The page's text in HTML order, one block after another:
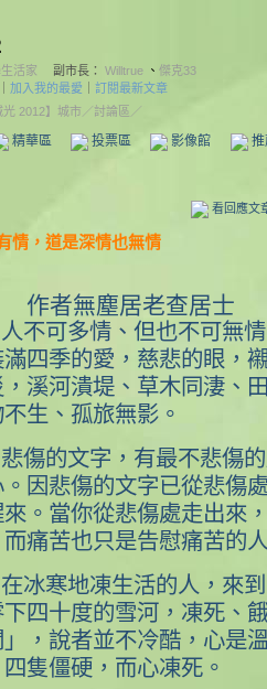
活家 副市長： Willtrue 、 傑克33
加入我的最愛
訂閱最新文章
光 2012】城市 ／討論區／
精華區 投票區 影像館
看回應文
情，道是深情也無情
無塵居老查居士
人不可多情、但也不可無
滿四季的愛，慈悲的眼，
，溪河潰堤、草木同淒、
生、孤旅無影。
悲傷的文字，有最不悲傷
。因悲傷的文字已從悲傷
來。當你從悲傷處走出來
而痛苦也只是告慰痛苦的
在冰寒地凍生活的人，來
下四十度的雪河，凍死、
，說者並不冷酷，心是
隻僵硬，而心凍死。